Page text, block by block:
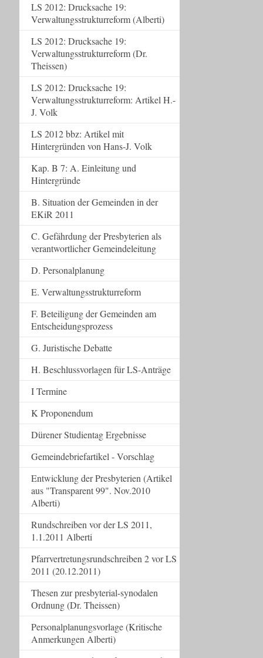
LS 2012: Drucksache 19:
Verwaltungsstrukturreform (Alberti)
LS 2012: Drucksache 19:
Verwaltungsstrukturreform (Dr.
Theissen)
LS 2012: Drucksache 19:
Verwaltungsstrukturreform: Artikel H.-
J. Volk
LS 2012 bbz: Artikel mit
Hintergründen von Hans-J. Volk
Kap. B 7: A. Einleitung und
Hintergründe
B. Situation der Gemeinden in der
EKiR 2011
C. Gefährdung der Presbyterien als
verantwortlicher Gemeindeleitung
D. Personalplanung
E. Verwaltungsstrukturreform
F. Beteiligung der Gemeinden am
Entscheidungsprozess
G. Juristische Debatte
H. Beschlussvorlagen für LS-Anträge
I Termine
K Proponendum
Dürener Studientag Ergebnisse
Gemeindebriefartikel - Vorschlag
Entwicklung der Presbyterien (Artikel
aus "Transparent 99". Nov.2010
Alberti)
Rundschreiben vor der LS 2011,
1.1.2011 Alberti
Pfarrvertretungsrundschreiben 2 vor LS
2011 (20.12.2011)
Thesen zur presbyterial-synodalen
Ordnung (Dr. Theissen)
Personalplanungsvorlage (Kritische
Anmerkungen Alberti)